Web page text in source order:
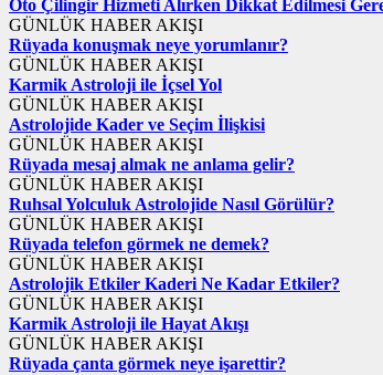
Oto Çilingir Hizmeti Alırken Dikkat Edilmesi
GÜNLÜK HABER AKIŞI
Rüyada konuşmak neye yorumlanır?
GÜNLÜK HABER AKIŞI
Karmik Astroloji ile İçsel Yol
GÜNLÜK HABER AKIŞI
Astrolojide Kader ve Seçim İlişkisi
GÜNLÜK HABER AKIŞI
Rüyada mesaj almak ne anlama gelir?
GÜNLÜK HABER AKIŞI
Ruhsal Yolculuk Astrolojide Nasıl Görülür?
GÜNLÜK HABER AKIŞI
Rüyada telefon görmek ne demek?
GÜNLÜK HABER AKIŞI
Astrolojik Etkiler Kaderi Ne Kadar Etkiler?
GÜNLÜK HABER AKIŞI
Karmik Astroloji ile Hayat Akışı
GÜNLÜK HABER AKIŞI
Rüyada çanta görmek neye işarettir?